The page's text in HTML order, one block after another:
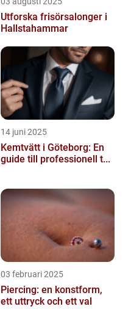
Utforska frisörsalonger i
Hallstahammar
14 juni 2025
Kemtvätt i Göteborg: En
guide till professionell t...
03 februari 2025
Piercing: en konstform,
ett uttryck och ett val